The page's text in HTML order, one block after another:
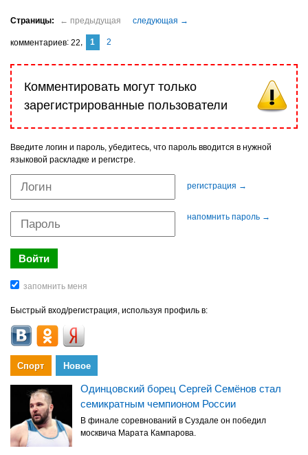
комментариев 22 1 2
Комментировать могут только
зарегистрированные пользователи
Введите логин и пароль, убедитесь, что пароль вводится в нужной
языковой раскладке и регистре.
регистрация →
напомнить пароль →
Быстрый вход/регистрация, используя профиль в:
Спорт Новое
Одинцовский борец Сергей Семёнов стал
семикратным чемпионом России
В финале соревнований в Суздале он победил
москвича Марата Кампарова.